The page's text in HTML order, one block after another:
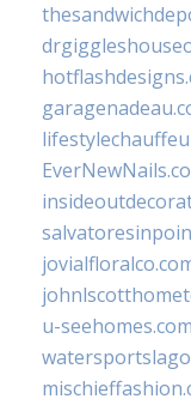
u-seehomes.com